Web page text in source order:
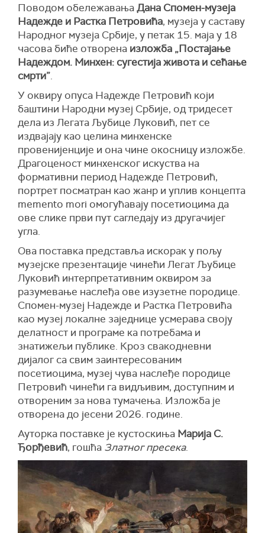
Поводом обележавањаДана Спомен-музеја
Надежде и Растка Петровића, музеја у саставу
Народног музеја Србије, у петак 15. маја у 18
часова биће отворена изложба „Постајање
Надеждом. Минхен: сугестија живота и сећање
смрти”.
У оквиру опуса Надежде Петровић који
баштини Народни музеј Србије, од тридесет
дела из Легата Љубице Луковић, пет се
издвајају као целина минхенске
провенијенције и она чине окосницу изложбе.
Драгоценост минхенског искуства на
формативни период Надежде Петровић,
портрет посматран као жанр и уплив концепта
memento mori омогућавају посетиоцима да
ове слике први пут сагледају из другачијег
угла.
Ова поставка представља искорак у пољу
музејске презентације чинећи Легат Љубице
Луковић интерпретативним оквиром за
разумевање наслеђа ове изузетне породице.
Спомен-музеј Надежде и Растка Петровића
као музеј локалне заједнице усмерава своју
делатност и програме ка потребама и
знатижељи публике. Кроз свакодневни
дијалог са свим заинтересованим
посетиоцима, музеј чува наслеђе породице
Петровић чинећи га видљивим, доступним и
отвореним за нова тумачења. Изложба је
отворена до јесени 2026. године.
Ауторка поставке је кустоскиња Марија С.
Ђорђевић, гошћа Златног пресека.